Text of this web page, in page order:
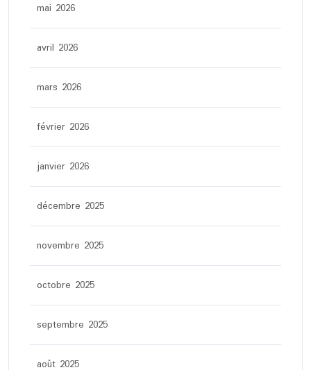
mai 2026
avril 2026
mars 2026
février 2026
janvier 2026
décembre 2025
novembre 2025
octobre 2025
septembre 2025
août 2025